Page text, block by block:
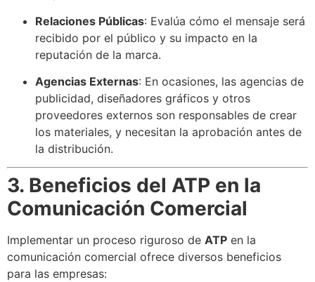
Relaciones Públicas: Evalúa cómo el mensaje será
recibido por el público y su impacto en la
reputación de la marca.
Agencias Externas: En ocasiones, las agencias de
publicidad, diseñadores gráficos y otros
proveedores externos son responsables de crear
los materiales, y necesitan la aprobación antes de
la distribución.
3. Beneficios del ATP en la
Comunicación Comercial
Implementar un proceso riguroso de ATP en la
comunicación comercial ofrece diversos beneficios
para las empresas: